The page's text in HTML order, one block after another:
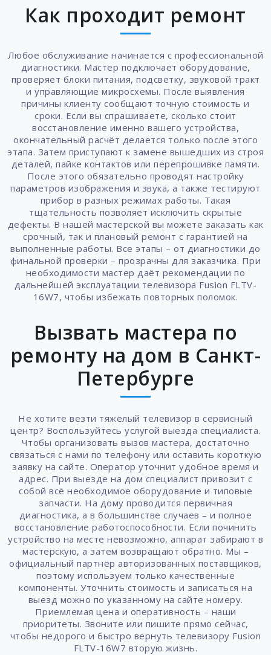
Как проходит ремонт
Любое обслуживание начинается с профессиональной
диагностики. Мастер подключает оборудование,
проверяет блоки питания, подсветку, звуковой тракт
и управляющие микросхемы. После выявления
причины клиенту сообщают точную стоимость и
сроки. Если вы спрашиваете, сколько стоит
восстановление именно вашего устройства,
окончательный расчёт делается только после этого
этапа. Затем приступают к замене вышедших из строя
деталей, пайке контактов или перепрошивке памяти.
После этого обязательно проводят настройку
параметров изображения и звука, а также тестируют
прибор в разных режимах работы. Такая
тщательность позволяет исключить скрытые
дефекты. В нашей мастерской вы можете заказать как
срочный, так и плановый ремонт с гарантией на
выполненные работы. Все этапы – от диагностики до
финальной проверки – прозрачны для заказчика. При
необходимости мастер даёт рекомендации по
дальнейшей эксплуатации телевизора Fusion FLTV-
16W7, чтобы избежать повторных поломок.
Вызвать мастера по
ремонту на дом в Санкт-
Петербурге
Не хотите везти тяжёлый телевизор в сервисный
центр? Воспользуйтесь услугой выезда специалиста.
Чтобы организовать вызов мастера, достаточно
связаться с нами по телефону или оставить короткую
заявку на сайте. Оператор уточнит удобное время и
адрес. При выезде на дом специалист привозит с
собой всё необходимое оборудование и типовые
запчасти. На дому проводится первичная
диагностика, а в большинстве случаев – и полное
восстановление работоспособности. Если починить
устройство на месте невозможно, аппарат забирают в
мастерскую, а затем возвращают обратно. Мы –
официальный партнёр авторизованных поставщиков,
поэтому используем только качественные
компоненты. Уточнить стоимость и записаться на
выезд можно по указанному на сайте номеру.
Приемлемая цена и оперативность – наши
приоритеты. Звоните или пишите прямо сейчас,
чтобы недорого и быстро вернуть телевизору Fusion
FLTV-16W7 вторую жизнь.